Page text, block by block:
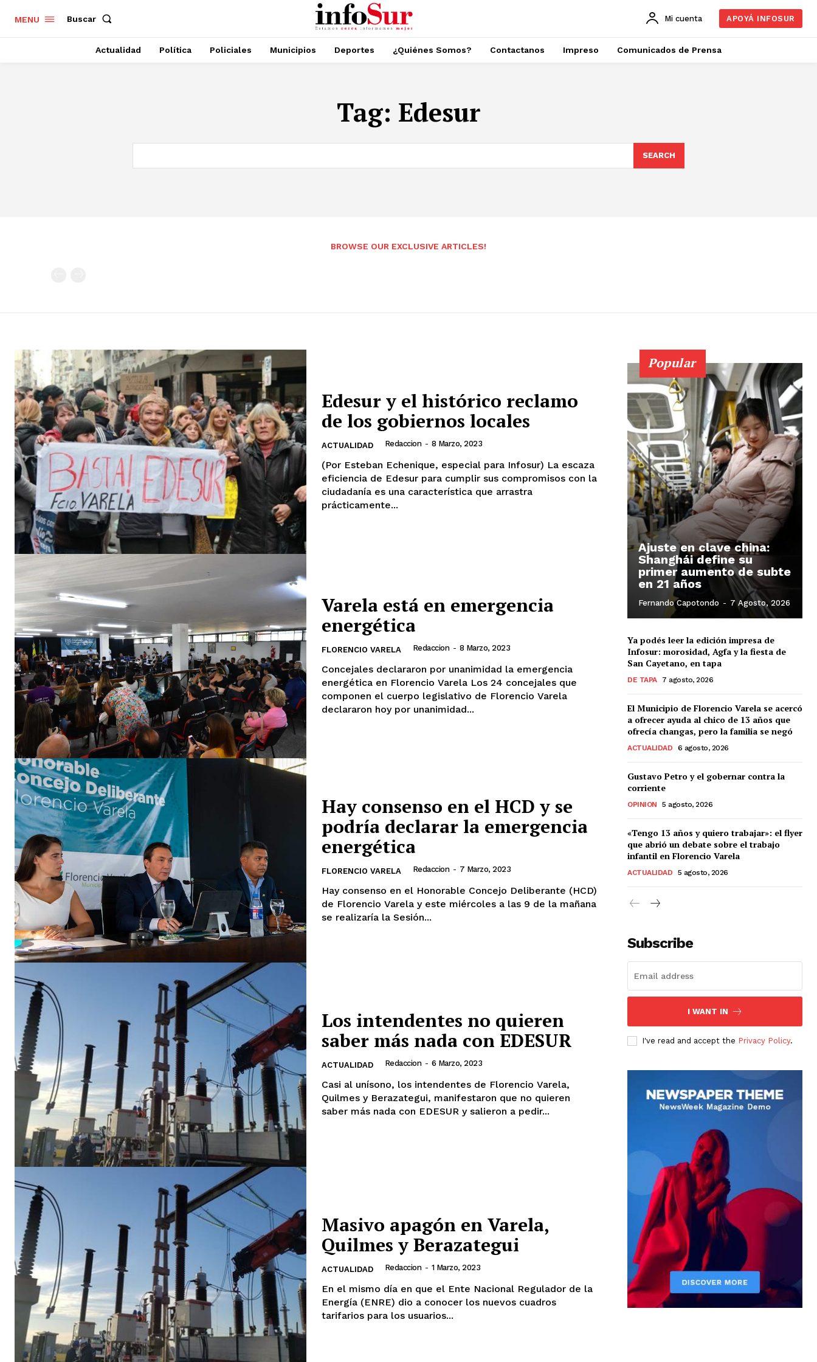
MENU Buscar Mi cuenta APOYÁ INFOSUR
Actualidad Política Policiales Municipios Deportes ¿Quiénes Somos? Contactanos Impreso Comunicados de Prensa
Tag: Edesur
SEARCH
BROWSE OUR EXCLUSIVE ARTICLES!
Edesur y el histórico reclamo
de los gobiernos locales
ACTUALIDAD Redaccion - 8 Marzo, 2023
(Por Esteban Echenique, especial para Infosur) La escaza
eficiencia de Edesur para cumplir sus compromisos con la
ciudadanía es una característica que arrastra
prácticamente...
Varela está en emergencia
energética
FLORENCIO VARELA Redaccion - 8 Marzo, 2023
Concejales declararon por unanimidad la emergencia
energética en Florencio Varela Los 24 concejales que
componen el cuerpo legislativo de Florencio Varela
declararon hoy por unanimidad...
Hay consenso en el HCD y se
podría declarar la emergencia
energética
FLORENCIO VARELA Redaccion - 7 Marzo, 2023
Hay consenso en el Honorable Concejo Deliberante (HCD)
de Florencio Varela y este miércoles a las 9 de la mañana
se realizaría la Sesión...
Los intendentes no quieren
saber más nada con EDESUR
ACTUALIDAD Redaccion - 6 Marzo, 2023
Casi al unísono, los intendentes de Florencio Varela,
Quilmes y Berazategui, manifestaron que no quieren
saber más nada con EDESUR y salieron a pedir...
Masivo apagón en Varela,
Quilmes y Berazategui
ACTUALIDAD Redaccion - 1 Marzo, 2023
En el mismo día en que el Ente Nacional Regulador de la
Energía (ENRE) dio a conocer los nuevos cuadros
tarifarios para los usuarios...
Popular
Ajuste en clave china:
Shanghái define su
primer aumento de subte
en 21 años
Fernando Capotondo - 7 Agosto, 2026
Ya podés leer la edición impresa de
Infosur: morosidad, Agfa y la fiesta de
San Cayetano, en tapa
DE TAPA 7 agosto, 2026
El Municipio de Florencio Varela se acercó
a ofrecer ayuda al chico de 13 años que
ofrecía changas, pero la familia se negó
ACTUALIDAD 6 agosto, 2026
Gustavo Petro y el gobernar contra la
corriente
OPINION 5 agosto, 2026
«Tengo 13 años y quiero trabajar»: el flyer
que abrió un debate sobre el trabajo
infantil en Florencio Varela
ACTUALIDAD 5 agosto, 2026
Subscribe
I WANT IN
I've read and accept the Privacy Policy.